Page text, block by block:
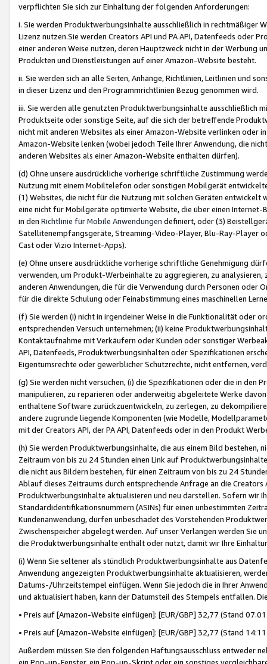
verpflichten Sie sich zur Einhaltung der folgenden Anforderungen:
i. Sie werden Produktwerbungsinhalte ausschließlich in rechtmäßiger
Lizenz nutzen.Sie werden Creators API und PA API, Datenfeeds oder
einer anderen Weise nutzen, deren Hauptzweck nicht in der Werbung
Produkten und Dienstleistungen auf einer Amazon-Website besteht.
ii. Sie werden sich an alle Seiten, Anhänge, Richtlinien, Leitlinien und
in dieser Lizenz und den Programmrichtlinien Bezug genommen wird.
iii. Sie werden alle genutzten Produktwerbungsinhalte ausschließlich
Produktseite oder sonstige Seite, auf die sich der betreffende
nicht mit anderen Websites als einer Amazon-Website verlinken oder
Amazon-Website lenken (wobei jedoch Teile Ihrer Anwendung, die
anderen Websites als einer Amazon-Website enthalten dürfen).
(d) Ohne unsere ausdrückliche vorherige schriftliche Zustimmung
Nutzung mit einem Mobiltelefon oder sonstigen Mobilgerät
(1) Websites, die nicht für die Nutzung mit solchen Geräten
eine nicht für Mobilgeräte optimierte Website, die über einen
in den Richtlinie für Mobile Anwendungen definiert, oder (3)
Satellitenempfangsgeräte, Streaming-Video-Player, Blu-Ray-Player
Cast oder Vizio Internet-Apps).
(e) Ohne unsere ausdrückliche vorherige schriftliche Genehmigung
verwenden, um Produkt-Werbeinhalte zu aggregieren, zu
anderen Anwendungen, die für die Verwendung durch Personen
für die direkte Schulung oder Feinabstimmung eines maschinellen
(f) Sie werden (i) nicht in irgendeiner Weise in die Funktionalität oder
entsprechenden Versuch unternehmen; (ii) keine
Kontaktaufnahme mit Verkäufern oder Kunden oder sonstiger
API, Datenfeeds, Produktwerbungsinhalten oder Spezifikationen
Eigentumsrechte oder gewerblicher Schutzrechte, nicht entfernen,
(g) Sie werden nicht versuchen, (i) die Spezifikationen oder die in
manipulieren, zu reparieren oder anderweitig abgeleitete Werke
enthaltene Software zurückzuentwickeln, zu zerlegen, zu
andere zugrunde liegende Komponenten (wie Modelle,
mit der Creators API, der PA API, Datenfeeds oder in den Produkt
(h) Sie werden Produktwerbungsinhalte, die aus einem Bild bestehen,
Zeitraum von bis zu 24 Stunden einen Link auf
die nicht aus Bildern bestehen, für einen Zeitraum von bis zu 24
Ablauf dieses Zeitraums durch entsprechende Anfrage an die
Produktwerbungsinhalte aktualisieren und neu darstellen. Sofern wir
Standardidentifikationsnummern (ASINs) für einen unbestimmten
Kundenanwendung, dürfen unbeschadet des Vorstehenden
Zwischenspeicher abgelegt werden. Auf unser Verlangen werden Sie
die Produktwerbungsinhalte enthält oder nutzt, damit wir Ihre
(i) Wenn Sie seltener als stündlich Produktwerbungsinhalte aus
Anwendung angezeigten Produktwerbungsinhalte aktualisieren,
Datums-/Uhrzeitstempel einfügen. Wenn Sie jedoch die in Ihrer
und aktualisiert haben, kann der Datumsteil des Stempels entfallen.
• Preis auf [Amazon-Website einfügen]: [EUR/GBP] 32,77 (Stand
• Preis auf [Amazon-Website einfügen]: [EUR/GBP] 32,77 (Stand
Außerdem müssen Sie den folgenden Haftungsausschluss entweder
ein Pop-up-Fenster, ein Pop-up-Skript oder ein sonstiges